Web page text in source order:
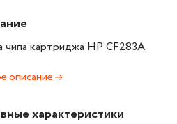
чипа картриджа HP CF283A
описание
характеристики